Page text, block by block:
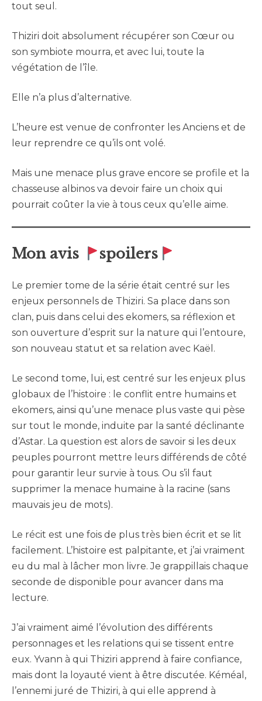
tout seul.
Thiziri doit absolument récupérer son Cœur ou
son symbiote mourra, et avec lui, toute la
végétation de l’île.
Elle n’a plus d’alternative.
L’heure est venue de confronter les Anciens et de
leur reprendre ce qu’ils ont volé.
Mais une menace plus grave encore se profile et la
chasseuse albinos va devoir faire un choix qui
pourrait coûter la vie à tous ceux qu’elle aime.
Mon avis spoilers
Le premier tome de la série était centré sur les
enjeux personnels de Thiziri. Sa place dans son
clan, puis dans celui des ekomers, sa réflexion et
son ouverture d’esprit sur la nature qui l’entoure,
son nouveau statut et sa relation avec Kaël.
Le second tome, lui, est centré sur les enjeux plus
globaux de l’histoire : le conflit entre humains et
ekomers, ainsi qu’une menace plus vaste qui pèse
sur tout le monde, induite par la santé déclinante
d’Astar. La question est alors de savoir si les deux
peuples pourront mettre leurs différends de côté
pour garantir leur survie à tous. Ou s’il faut
supprimer la menace humaine à la racine (sans
mauvais jeu de mots).
Le récit est une fois de plus très bien écrit et se lit
facilement. L’histoire est palpitante, et j’ai vraiment
eu du mal à lâcher mon livre. Je grappillais chaque
seconde de disponible pour avancer dans ma
lecture.
J’ai vraiment aimé l’évolution des différents
personnages et les relations qui se tissent entre
eux. Yvann à qui Thiziri apprend à faire confiance,
mais dont la loyauté vient à être discutée. Kéméal,
l’ennemi juré de Thiziri, à qui elle apprend à